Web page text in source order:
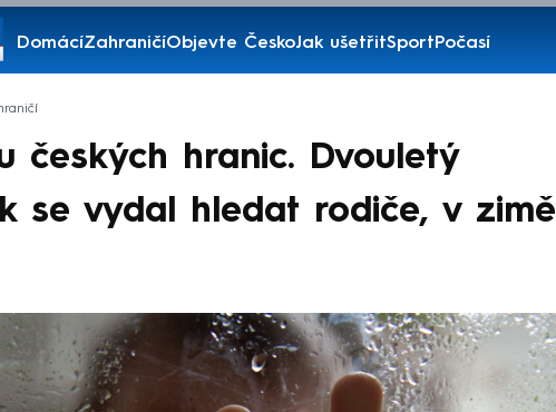
DomácíZahraničíObjevte ČeskoJak ušetřitSportPočasí
Pořady
českých hranic. Dvouletý
se vydal hledat rodiče, v zimě